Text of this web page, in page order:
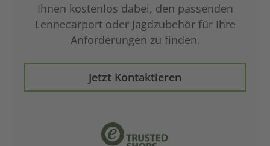
Ihnen kostenlos dabei, den passenden
Lennecarport oder Jagdzubehör für Ihre
Anforderungen zu finden.
Jetzt Kontaktieren